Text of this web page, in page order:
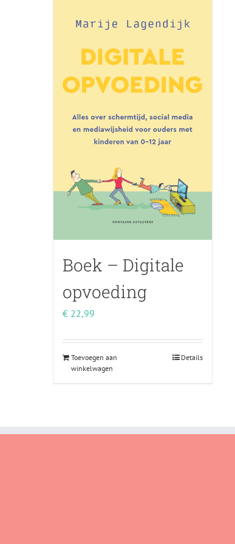
Boek – Digitale
opvoeding
€ 22,99
Toevoegen aan
winkelwagen
Details